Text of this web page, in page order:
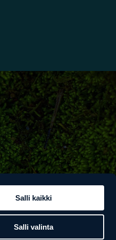
Salli kaikki
Salli valinta
VAARAN POROTILA